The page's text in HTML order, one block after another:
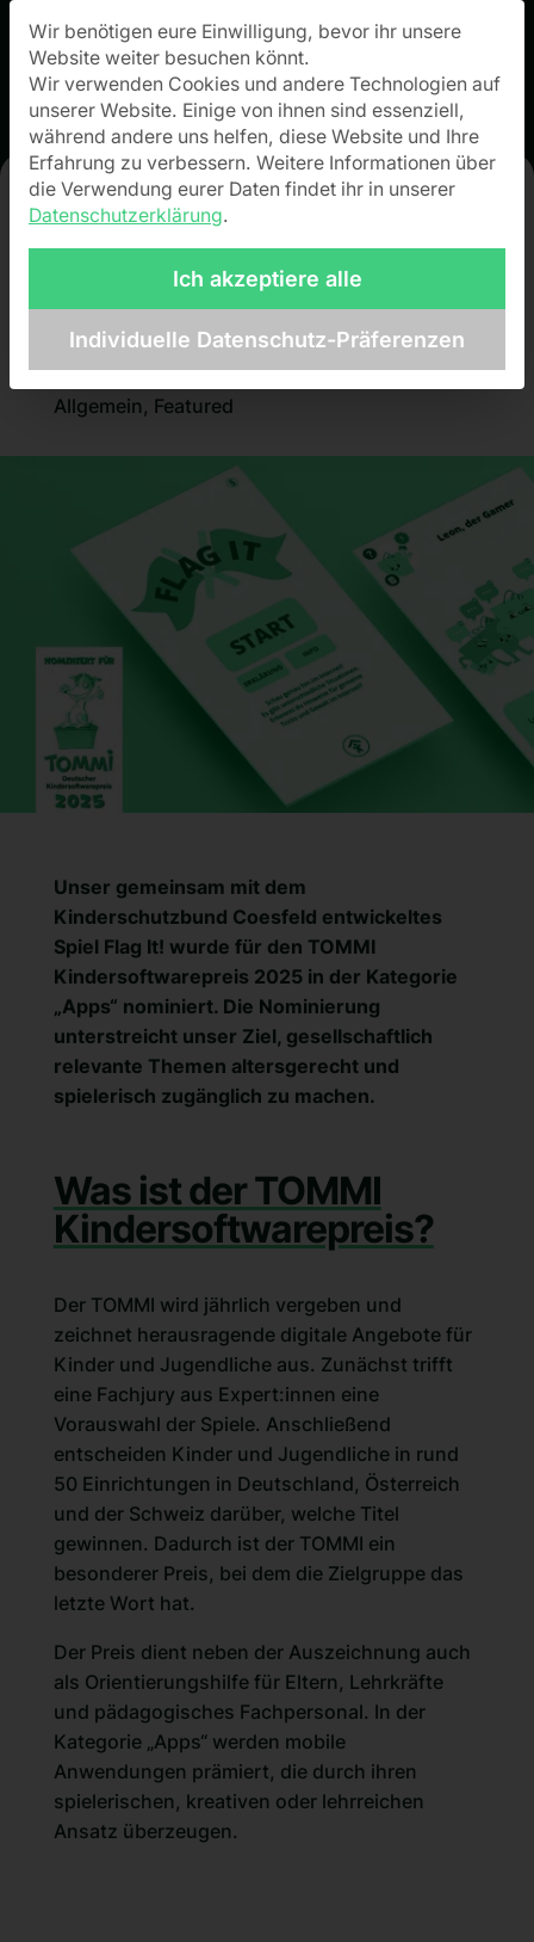
Pfeffermind für
den TOMMI 2025
nominiert
Allgemein , Featured
Unser gemeinsam mit dem
Kinderschutzbund Coesfeld entwickeltes
Spiel Flag It! wurde für den TOMMI
Kindersoftwarepreis 2025 in der Kategorie
„Apps“ nominiert. Die Nominierung
unterstreicht unser Ziel, gesellschaftlich
relevante Themen altersgerecht und
spielerisch zugänglich zu machen.
Was ist der TOMMI
Kindersoftwarepreis?
Der TOMMI wird jährlich vergeben und
zeichnet herausragende digitale Angebote für
Kinder und Jugendliche aus. Zunächst trifft
eine Fachjury aus Expert:innen eine
Vorauswahl der Spiele. Anschließend
entscheiden Kinder und Jugendliche in rund
50 Einrichtungen in Deutschland, Österreich
und der Schweiz darüber, welche Titel
gewinnen. Dadurch ist der TOMMI ein
besonderer Preis, bei dem die Zielgruppe das
letzte Wort hat.
Der Preis dient neben der Auszeichnung auch
als Orientierungshilfe für Eltern, Lehrkräfte
und pädagogisches Fachpersonal. In der
Kategorie „Apps“ werden mobile
Anwendungen prämiert, die durch ihren
spielerischen, kreativen oder lehrreichen
Ansatz überzeugen.
Datenschutz-Präferenz
Wir benötigen eure Einwilligung, bevor ihr unsere
Website weiter besuchen könnt.
Wir verwenden Cookies und andere Technologien auf
unserer Website. Einige von ihnen sind essenziell,
während andere uns helfen, diese Website und Ihre
Erfahrung zu verbessern. Weitere Informationen über
die Verwendung eurer Daten findet ihr in unserer
Datenschutzerklärung.
Ich akzeptiere alle
Individuelle Datenschutz-Präferenzen